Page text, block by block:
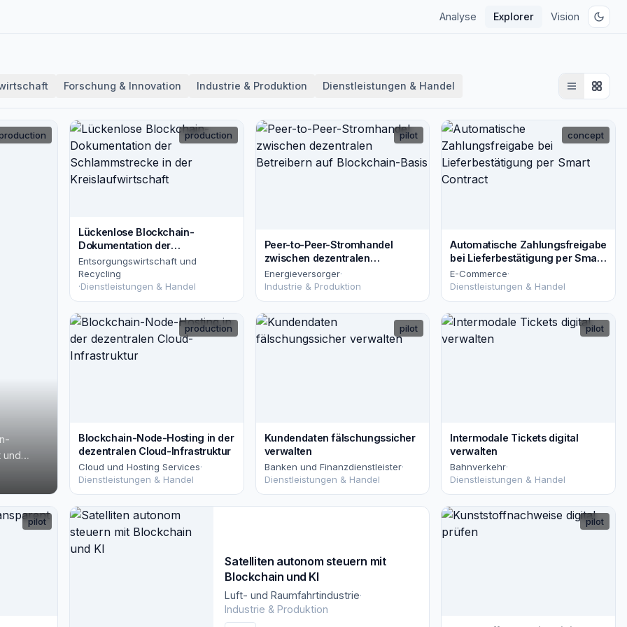
Analyse Explorer Vision
Forschung & Innovation Industrie & Produktion Dienstleistungen & Handel
und
production
Lückenlose Blockchain-
Dokumentation der
Schlammstrecke in der
Kreislaufwirtschaft
Entsorgungswirtschaft und
Recycling
·Dienstleistungen & Handel
pilot
Peer-to-Peer-Stromhandel
zwischen dezentralen
Betreibern auf Blockchain-Basis
Energieversorger·
Industrie & Produktion
concept
Automatische Zahlungsfreigabe
bei Lieferbestätigung per Smart
Contract
E-Commerce·
Dienstleistungen & Handel
production
Blockchain-Node-Hosting in der
dezentralen Cloud-Infrastruktur
Cloud und Hosting Services·
Dienstleistungen & Handel
pilot
Kundendaten fälschungssicher
verwalten
Banken und Finanzdienstleister·
Dienstleistungen & Handel
pilot
Intermodale Tickets digital
verwalten
Bahnverkehr·
Dienstleistungen & Handel
pilot
Satelliten autonom steuern mit
Blockchain und KI
Luft- und Raumfahrtindustrie·
Industrie & Produktion
pilot